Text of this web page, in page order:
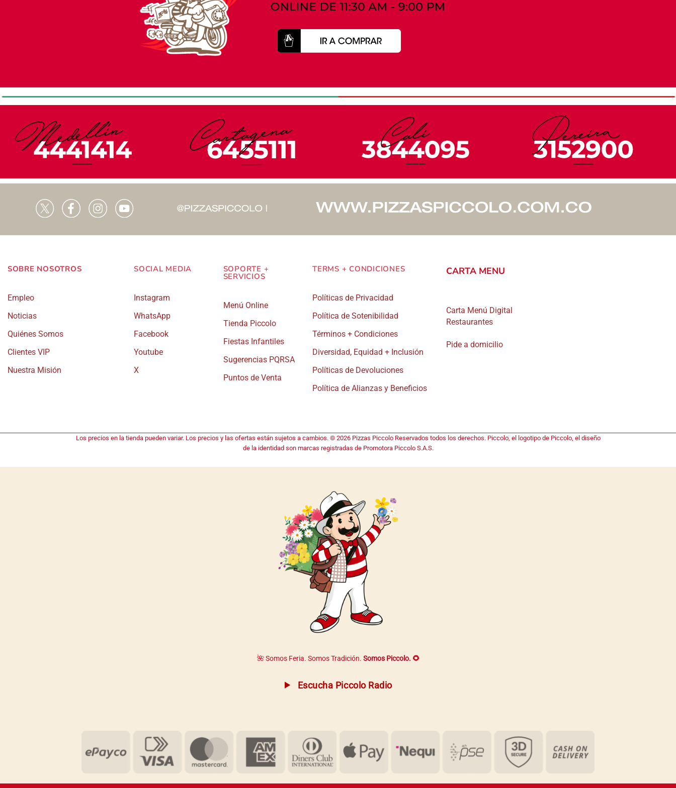
SOBRE NOSOTROS
Empleo
Noticias
Quiénes Somos
Clientes VIP
Nuestra Misión
SOCIAL MEDIA
Instagram
WhatsApp
Facebook
Youtube
X
SOPORTE +
SERVICIOS
Menú Online
Tienda Piccolo
Fiestas Infantiles
Sugerencias PQRSA
Puntos de Venta
TERMS + CONDICIONES
Políticas de Privacidad
Política de Sotenibilidad
Términos + Condiciones
Diversidad, Equidad + Inclusión
Políticas de Devoluciones
Política de Alianzas y Beneficios
CARTA MENU
Carta Menú Digital
Restaurantes
Pide a domicilio
Los precios en la tienda pueden variar. Los precios y las ofertas están sujetos a cambios. © 2026 Pizzas Piccolo Reservados todos los derechos. Piccolo, el logotipo de Piccolo, el diseño
de la identidad son marcas registradas de Promotora Piccolo S.A.S.
🌺 Somos Feria. Somos Tradición. Somos Piccolo. 🌻
Escucha Piccolo Radio